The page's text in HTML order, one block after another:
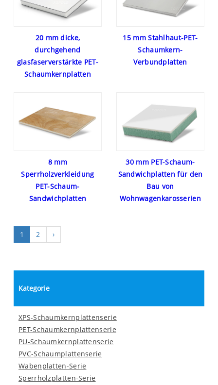
20 mm dicke,
durchgehend
glasfaserverstärkte PET-
Schaumkernplatten
15 mm Stahlhaut-PET-
Schaumkern-
Verbundplatten
8 mm
Sperrholzverkleidung
PET-Schaum-
Sandwichplatten
30 mm PET-Schaum-
Sandwichplatten für den
Bau von
Wohnwagenkarosserien
1 2 ›
Kategorie
XPS-Schaumkernplattenserie
PET-Schaumkernplattenserie
PU-Schaumkernplattenserie
PVC-Schaumplattenserie
Wabenplatten-Serie
Sperrholzplatten-Serie